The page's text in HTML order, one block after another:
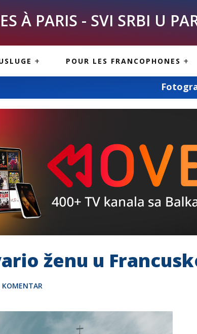
À PARIS - SVI SRBI U
POUR LES FRANCOPHONES
PARIS
CUISINE SERBE
Fotografisanje i snimanje
ženu u
KOMENTAR